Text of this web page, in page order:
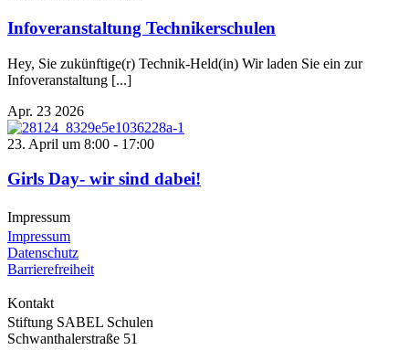
Infoveranstaltung Technikerschulen
Hey, Sie zukünftige(r) Technik-Held(in) Wir laden Sie ein zur
Infoveranstaltung [...]
Apr. 23 2026
23. April um 8:00 - 17:00
Girls Day- wir sind dabei!
Impressum
Impressum
Datenschutz
Barrierefreiheit
Kontakt
Stiftung SABEL Schulen
Schwanthalerstraße 51